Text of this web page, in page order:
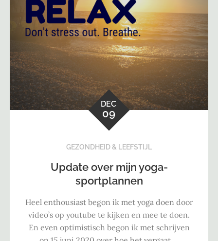
DEC
09
GEZONDHEID & LEEFSTIJL
Update over mijn yoga-
sportplannen
Heel enthousiast begon ik met yoga doen door
video’s op youtube te kijken en mee te doen.
En even optimistisch begon ik met schrijven